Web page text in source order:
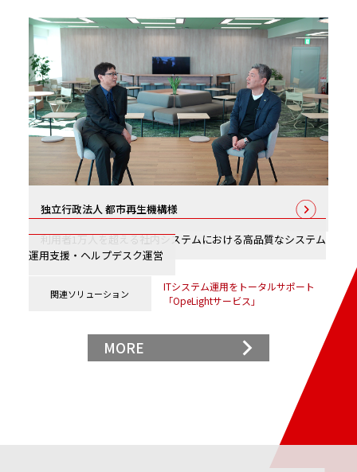
独立行政法人 都市再生機構様
利用者1万人を超える社内システムにおける高品質なシステム
運用支援・ヘルプデスク運営
関連ソリューション
ITシステム運用をトータルサポート
「OpeLightサービス」
MORE